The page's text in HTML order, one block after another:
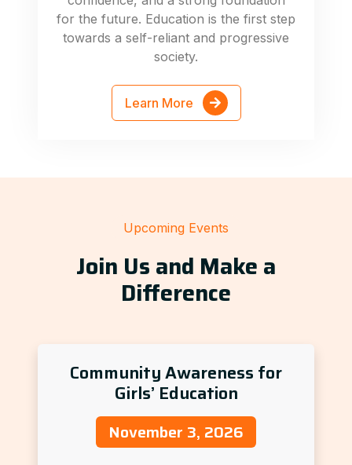
for the future. Education is the first step
towards a self-reliant and progressive
society.
Learn More
Upcoming Events
Join Us and Make a
Difference
Community Awareness for
Girls’ Education
November 3, 2026